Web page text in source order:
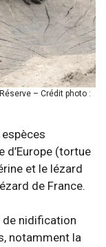
– Crédit photo :
d’Europe (tortue
et le lézard
de France.
de nidification
notamment la